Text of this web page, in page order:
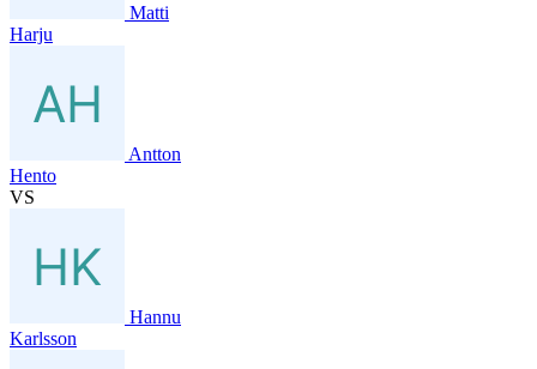
Matti
Harju
Antton
Hento
VS
Hannu
Karlsson